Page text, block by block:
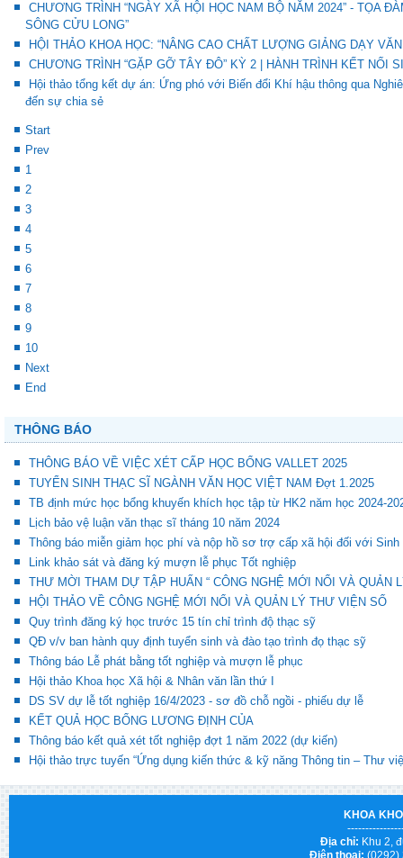
CHƯƠNG TRÌNH “NGÀY XÃ HỘI HỌC NAM BỘ NĂM 2024” - TỌA
SÔNG CỬU LONG”
HỘI THẢO KHOA HỌC: “NÂNG CAO CHẤT LƯỢNG GIẢNG DẠY
CHƯƠNG TRÌNH “GẶP GỠ TÂY ĐÔ” KỲ 2 | HÀNH TRÌNH KẾT NỐI
Hội thảo tổng kết dự án: Ứng phó với Biến đổi Khí hậu thông qua
đến sự chia sẻ
Start
Prev
1
2
3
4
5
6
7
8
9
10
Next
End
THÔNG BÁO
THÔNG BÁO VỀ VIỆC XÉT CẤP HỌC BỔNG VALLET 2025
TUYỂN SINH THẠC SĨ NGÀNH VĂN HỌC VIỆT NAM Đợt 1.2025
TB định mức học bổng khuyến khích học tập từ HK2 năm học 2024-
Lịch bảo vệ luận văn thạc sĩ tháng 10 năm 2024
Thông báo miễn giảm học phí và nộp hồ sơ trợ cấp xã hội đối với Sinh
Link khảo sát và đăng ký mượn lễ phục Tốt nghiệp
THƯ MỜI THAM DỰ TẬP HUẤN “ CÔNG NGHỆ MỚI NỔI VÀ QUẢN
HỘI THẢO VỀ CÔNG NGHỆ MỚI NỔI VÀ QUẢN LÝ THƯ VIỆN SỐ
Quy trình đăng ký học trước 15 tín chỉ trình độ thạc sỹ
QĐ v/v ban hành quy định tuyển sinh và đào tạo trình đọ thạc sỹ
Thông báo Lễ phát bằng tốt nghiệp và mượn lễ phục
Hội thảo Khoa học Xã hội & Nhân văn lần thứ I
DS SV dự lễ tốt nghiệp 16/4/2023 - sơ đồ chỗ ngồi - phiếu dự lễ
KẾT QUẢ HỌC BỔNG LƯƠNG ĐỊNH CỦA
Thông báo kết quả xét tốt nghiệp đợt 1 năm 2022 (dự kiến)
Hội thảo trực tuyến “Ứng dụng kiến thức & kỹ năng Thông tin – Thư
KHOA
Địa chỉ: Khu 2,
Điện thoại: (0292)